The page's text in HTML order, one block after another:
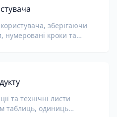
зберігаючи
нумеровані кроки та
та технічні листи
таблиць, одиниць